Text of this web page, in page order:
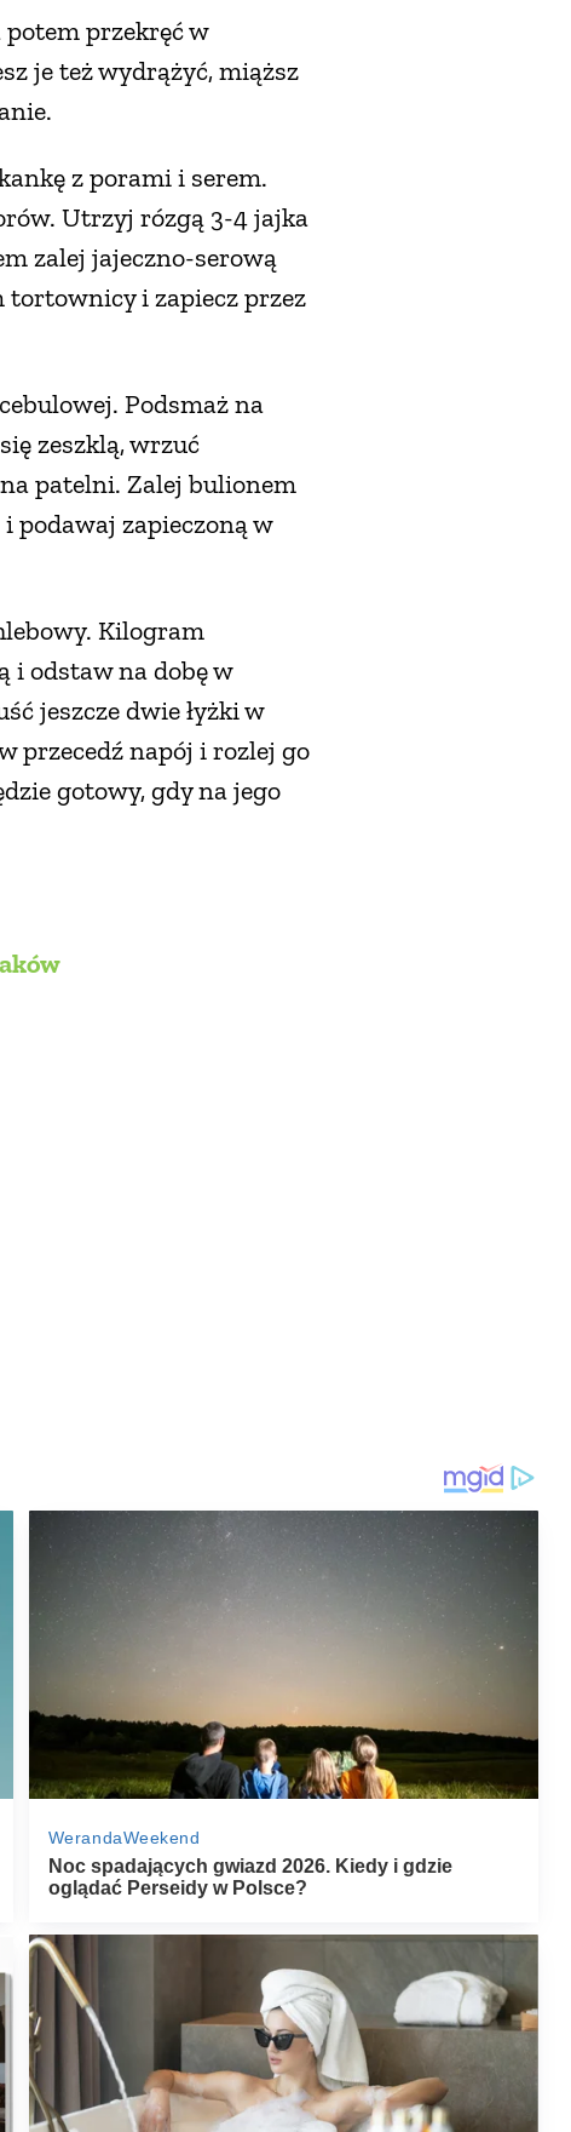
przekręć w
je też wydrążyć, miąższ
z porami i serem.
Utrzyj rózgą 3-4 jajka
zalej jajeczno-serową
tortownicy i zapiecz przez
Podsmaż na
zeszklą, wrzuć
patelni. Zalej bulionem
podawaj zapieczoną w
Kilogram
i odstaw na dobę w
jeszcze dwie łyżki w
przecedź napój i rozlej go
gotowy, gdy na jego